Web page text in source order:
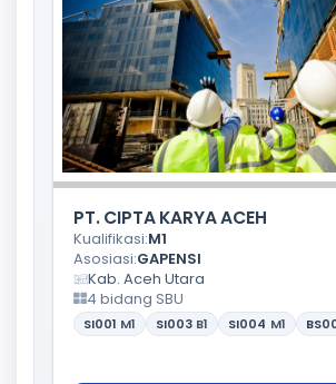
PT. CIPTA KARYA ACEH
Kualifikasi:M1
Asosiasi:GAPENSI
Kab. Aceh Utara
4 bidang SBU
SI001 M1 SI003 B1 SI004 M1